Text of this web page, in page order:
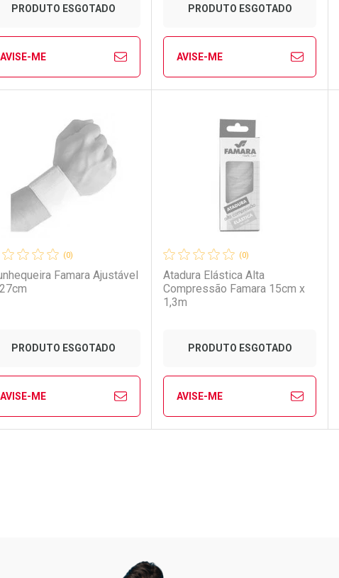
Ver Desconto Convênio Ver Desconto Convênio
PRODUTO ESGOTADO
AVISE-ME
Ver Desconto Convênio
Menos
PRODUTO ESGOTADO
AVISE-ME
Laboratório
Ver Desconto Convênio
Por Menos
(0)
Famara Ajustável
PRODUTO ESGOTADO
AVISE-ME
(0)
Atadura Elástica Alta
Compressão Famara 15cm x
1,3m
PRODUTO ESGOTADO
AVISE-ME